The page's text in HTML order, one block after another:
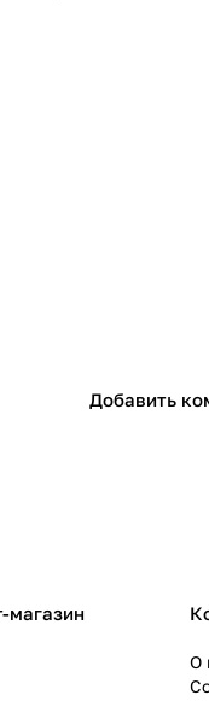
Добавить
магазин
О